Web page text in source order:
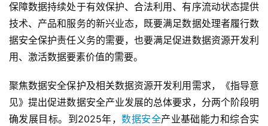
保障数据持续处于有效保护、合法利用、有序流动状态提供
技术、产品和服务的新兴业态，既要满足数据处理者履行数
据安全保护责任义务的需要，也要满足促进数据资源开发利
用、激活数据要素价值的需要。
聚焦数据安全保护及相关数据资源开发利用需求，《指导意
见》提出促进数据安全产业发展的总体要求，分两个阶段明
确发展目标。到2025年，数据安全产业基础能力和综合实